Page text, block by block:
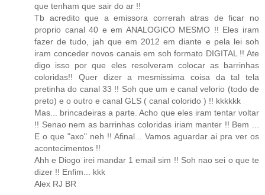
que tenham que sair do ar !!
Tb acredito que a emissora correrah atras de ficar no
proprio canal 40 e em ANALOGICO MESMO !! Eles iram
fazer de tudo, jah que em 2012 em diante e pela lei soh
iram conceder novos canais em soh formato DIGITAL !! Ate
digo isso por que eles resolveram colocar as barrinhas
coloridas!! Quer dizer a mesmissima coisa da tal tela
pretinha do canal 33 !! Soh que um e canal velorio (todo de
preto) e o outro e canal GLS ( canal colorido ) !! kkkkkk
Mas... brincadeiras a parte. Acho que eles iram tentar voltar
!! Senao nem as barrinhas coloridas iriam manter !! Bem ...
E o que "axo" neh !! Afinal... Vamos aguardar ai pra ver os
acontecimentos !!
Ahh e Diogo irei mandar 1 email sim !! Soh nao sei o que te
dizer !! Enfim... kkk
Alex RJ BR